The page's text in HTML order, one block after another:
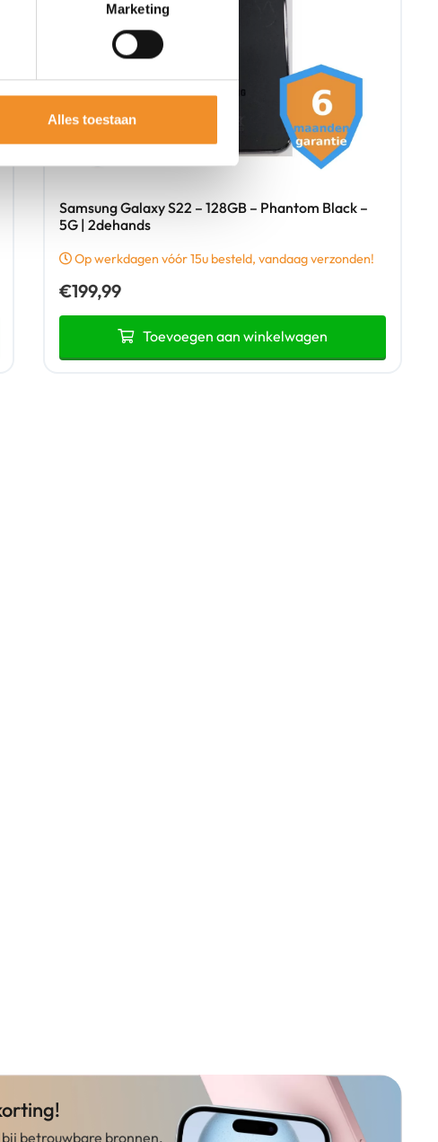
Marketing
Alles toestaan
Samsung Galaxy S22 – 128GB – Phantom Black –
5G | 2dehands
Op werkdagen vóór 15u besteld, vandaag verzonden!
€199,99
Toevoegen aan winkelwagen
betrouwbare bronnen.